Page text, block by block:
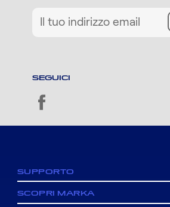
SEGUICI
SUPPORTO
SCOPRI MARKA